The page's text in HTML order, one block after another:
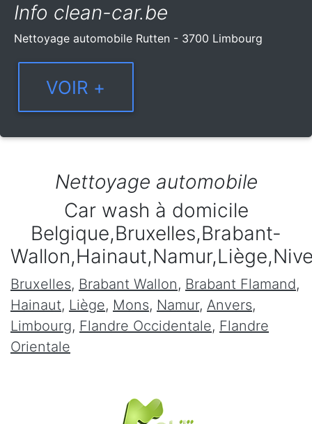
Info clean-car.be
Nettoyage automobile Rutten - 3700 Limbourg
Nettoyage automobile
Car wash à domicile
Belgique,Bruxelles,Brabant-
Bruxelles, Brabant Wallon, Brabant Flamand,
Hainaut, Liège, Mons, Namur, Anvers,
Limbourg, Flandre Occidentale, Flandre
Orientale